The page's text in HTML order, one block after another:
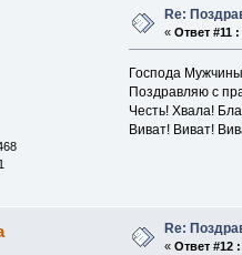
Re:
«Ответ #11 :
Господа
Поздравляю с
Честь! Хвала!
Виват! Виват!
Re:
«Ответ #12 :